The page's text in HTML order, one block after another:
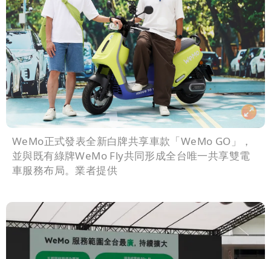
WeMo正式發表全新白牌共享車款「WeMo GO」，
並與既有綠牌WeMo Fly共同形成全台唯一共享雙電
車服務布局。業者提供